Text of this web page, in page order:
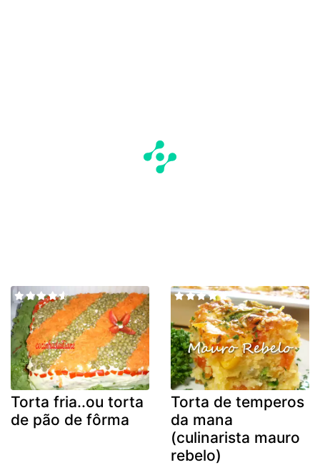
Torta fria..ou torta
de pão de fôrma
Torta de temperos
da mana
(culinarista mauro
rebelo)